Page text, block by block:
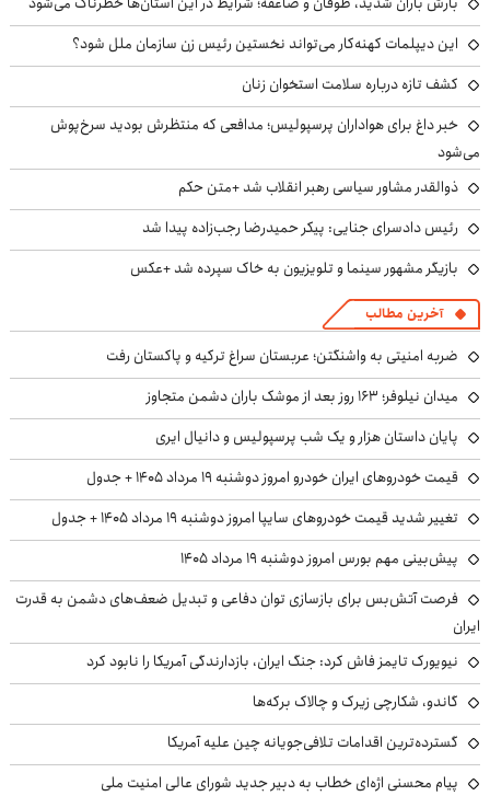
این دیپلمات کهنه‌کار می‌تواند نخستین رئیس زن سازمان ملل شود؟
کشف تازه درباره سلامت استخوان زنان
خبر داغ برای هواداران پرسپولیس؛ مدافعی که منتظرش بودید سرخ‌پوش
می‌شود
ذوالقدر مشاور سیاسی رهبر انقلاب شد +متن حکم
رئیس دادسرای جنایی: پیکر حمیدرضا رجب‌زاده پیدا شد
بازیگر مشهور سینما و تلویزیون به خاک سپرده شد +عکس
آخرین مطالب
ضربه امنیتی به واشنگتن؛ عربستان سراغ ترکیه و پاکستان رفت
میدان نیلوفر؛ ۱۶۳ روز بعد از موشک باران دشمن متجاوز
پایان داستان هزار و یک شب پرسپولیس و دانیال ایری
قیمت خودروهای ایران خودرو امروز دوشنبه ۱۹ مرداد ۱۴۰۵ + جدول
تغییر شدید قیمت خودروهای سایپا امروز دوشنبه ۱۹ مرداد ۱۴۰۵ + جدول
پیش‌بینی مهم بورس امروز دوشنبه ۱۹ مرداد ۱۴۰۵
فرصت آتش‌بس برای بازسازی توان دفاعی و تبدیل ضعف‌های دشمن به قدرت
ایران
نیویورک تایمز فاش کرد: جنگ ایران، بازدارندگی آمریکا را نابود کرد
گاندو، شکارچی زیرک و چالاک برکه‌ها
گسترده‌ترین اقدامات تلافی‌جویانه چین علیه آمریکا
پیام محسنی اژه‌ای خطاب به دبیر جدید شورای عالی امنیت ملی